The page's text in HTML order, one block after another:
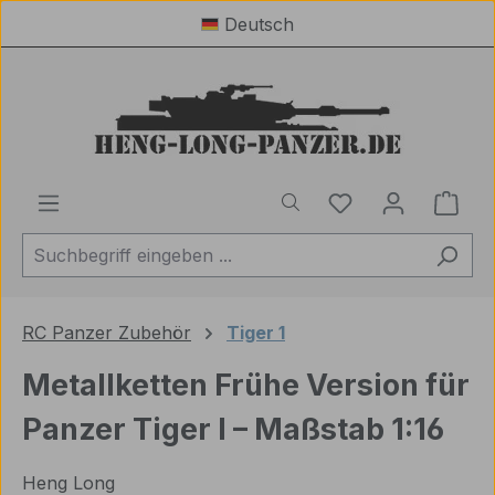
Zum Hauptinhalt springenDeutsch
Du hast 0
RC Panzer Zubehör Tiger 1
Metallketten Frühe Version für
Panzer Tiger I – Maßstab 1:16
Heng Long